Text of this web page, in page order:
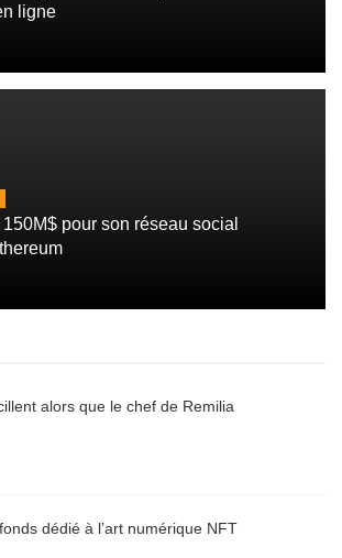
ligne
pour son réseau social
alors que le chef de Remilia
dédié à l’art numérique NFT